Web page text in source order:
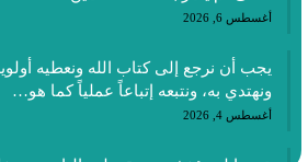
أغسطس 6, 2026
يجب أن نرجع إلى كتاب الله ونعطيه
ونهتدي به، ونتبعه إتباعاً عملياً كما هو…
أغسطس 4, 2026